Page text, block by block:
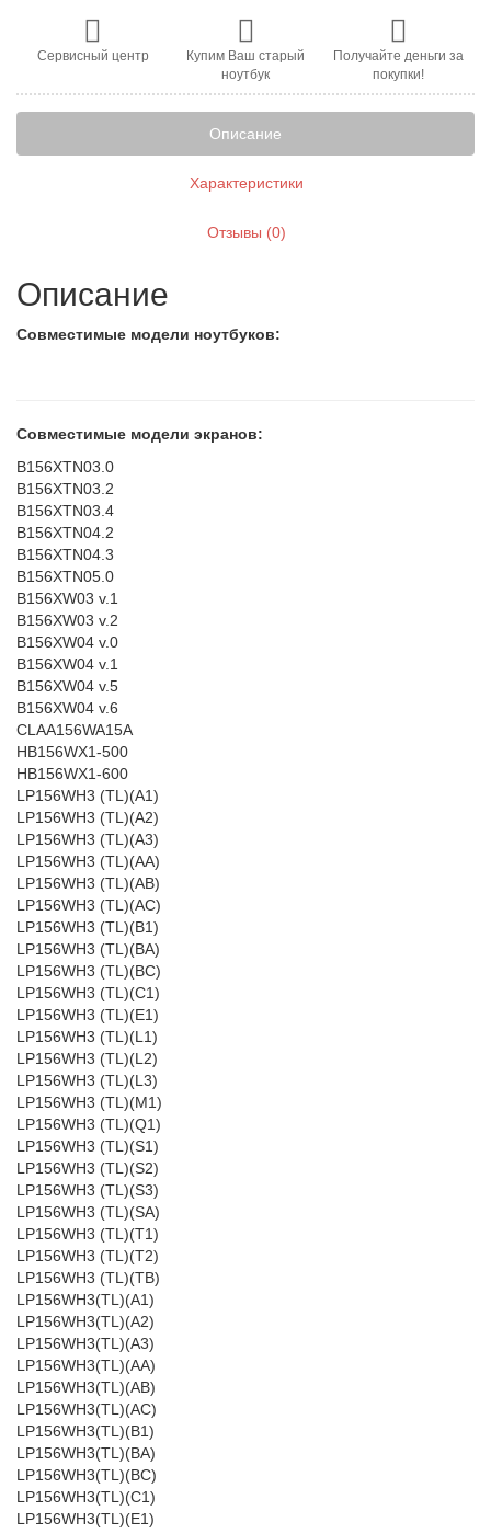
Сервисный центр
Купим Ваш старый
ноутбук
Получайте деньги за
покупки!
Описание
Характеристики
Отзывы (0)
Описание
Совместимые модели ноутбуков:
Совместимые модели экранов:
B156XTN03.0
B156XTN03.2
B156XTN03.4
B156XTN04.2
B156XTN04.3
B156XTN05.0
B156XW03 v.1
B156XW03 v.2
B156XW04 v.0
B156XW04 v.1
B156XW04 v.5
B156XW04 v.6
CLAA156WA15A
HB156WX1-500
HB156WX1-600
LP156WH3 (TL)(A1)
LP156WH3 (TL)(A2)
LP156WH3 (TL)(A3)
LP156WH3 (TL)(AA)
LP156WH3 (TL)(AB)
LP156WH3 (TL)(AC)
LP156WH3 (TL)(B1)
LP156WH3 (TL)(BA)
LP156WH3 (TL)(BC)
LP156WH3 (TL)(C1)
LP156WH3 (TL)(E1)
LP156WH3 (TL)(L1)
LP156WH3 (TL)(L2)
LP156WH3 (TL)(L3)
LP156WH3 (TL)(M1)
LP156WH3 (TL)(Q1)
LP156WH3 (TL)(S1)
LP156WH3 (TL)(S2)
LP156WH3 (TL)(S3)
LP156WH3 (TL)(SA)
LP156WH3 (TL)(T1)
LP156WH3 (TL)(T2)
LP156WH3 (TL)(TB)
LP156WH3(TL)(A1)
LP156WH3(TL)(A2)
LP156WH3(TL)(A3)
LP156WH3(TL)(AA)
LP156WH3(TL)(AB)
LP156WH3(TL)(AC)
LP156WH3(TL)(B1)
LP156WH3(TL)(BA)
LP156WH3(TL)(BC)
LP156WH3(TL)(C1)
LP156WH3(TL)(E1)